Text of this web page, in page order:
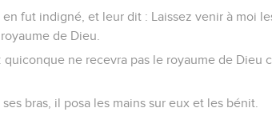
fut indigné, et leur dit : Laissez venir à moi
de Dieu.
quiconque ne recevra pas le royaume de Dieu
bras, il posa les mains sur eux et les bénit.